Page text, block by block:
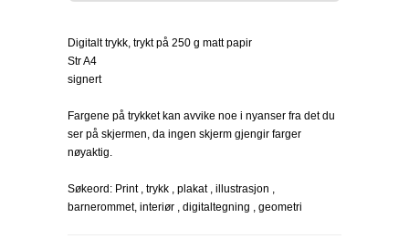
Digitalt trykk, trykt på 250 g matt papir
Str A4
signert
Fargene på trykket kan avvike noe i nyanser fra det du
ser på skjermen, da ingen skjerm gjengir farger
nøyaktig.
Søkeord: Print , trykk , plakat , illustrasjon ,
barnerommet, interiør , digitaltegning , geometri